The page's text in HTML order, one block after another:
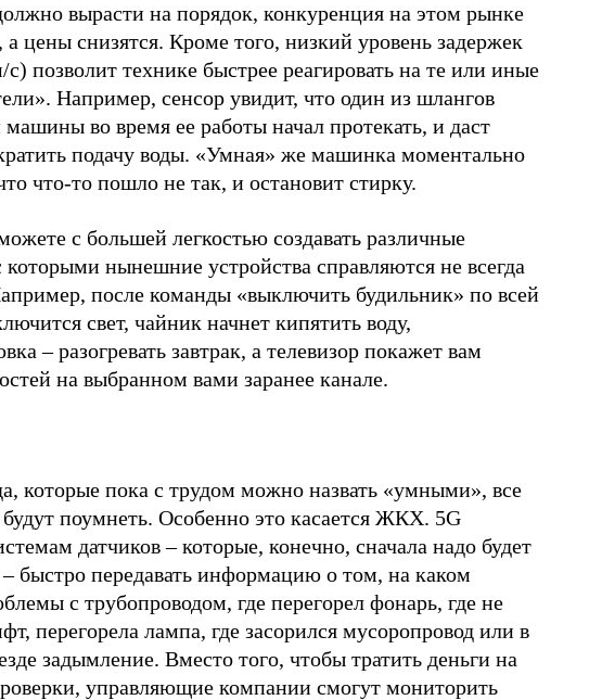
вырасти на порядок, конкуренция на этом рынке
а цены снизятся. Кроме того, низкий уровень задержек
позволит технике быстрее реагировать на те или иные
Например, сенсор увидит, что один из шлангов
машины во время ее работы начал протекать, и даст
подачу воды. «Умная» же машинка моментально
что-то пошло не так, и остановит стирку.
с большей легкостью создавать различные
которыми нынешние устройства справляются не всегда
после команды «выключить будильник» по всей
свет, чайник начнет кипятить воду,
– разогревать завтрак, а телевизор покажет вам
на выбранном вами заранее канале.
которые пока с трудом можно назвать «умными», все
поумнеть. Особенно это касается ЖКХ. 5G
датчиков – которые, конечно, сначала надо будет
– быстро передавать информацию о том, на каком
с трубопроводом, где перегорел фонарь, где не
перегорела лампа, где засорился мусоропровод или в
задымление. Вместо того, чтобы тратить деньги на
управляющие компании смогут мониторить